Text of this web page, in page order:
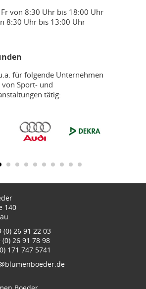
von 8:30 Uhr bis 18:00 Uhr
8:30 Uhr bis 13:00 Uhr
für folgende Unternehmen
Sport- und
tätig:
140
26 91 22 03
26 91 78 98
171 747 5741